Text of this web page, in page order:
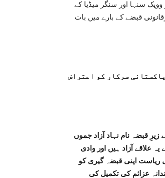
سنہا اور سنگر میڈیا کے
قبضے کے بارے میں بات
سرکار کو اعتراض
قبل پاکستان کے زیرِ قبضہ نام نہاد آزاد جموں
علاقے آزاد ہیں اور وادی
ریاست اپنی قبضہ گیری کو
عزائم کی تکمیل کی